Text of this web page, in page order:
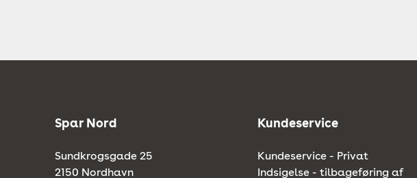
Spar Nord
Sundkrogsgade 25
2150 Nordhavn
Kundeservice
Kundeservice - Privat
Indsigelse - tilbageføring af